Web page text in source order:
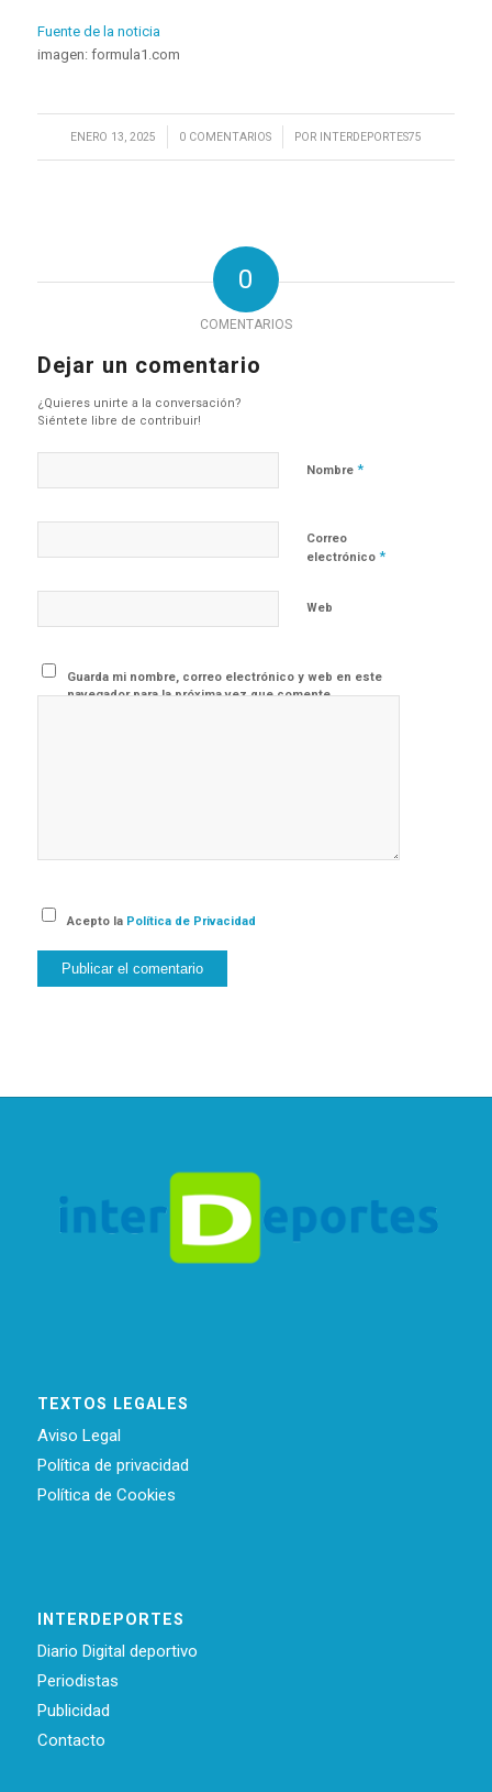
Fuente de la noticia
imagen: formula1.com
ENERO 13, 2025
/ 0 COMENTARIOS
/ POR INTERDEPORTES75
0
COMENTARIOS
Dejar un comentario
¿Quieres unirte a la conversación?
Siéntete libre de contribuir!
Nombre *
Correo
electrónico *
Web
Guarda mi nombre, correo electrónico y web en este
navegador para la próxima vez que comente.
Acepto la Política de Privacidad
TEXTOS LEGALES
Aviso Legal
Política de privacidad
Política de Cookies
INTERDEPORTES
Diario Digital deportivo
Periodistas
Publicidad
Contacto